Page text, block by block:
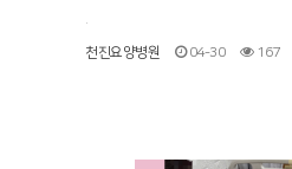
천진요양병원 04-30 167